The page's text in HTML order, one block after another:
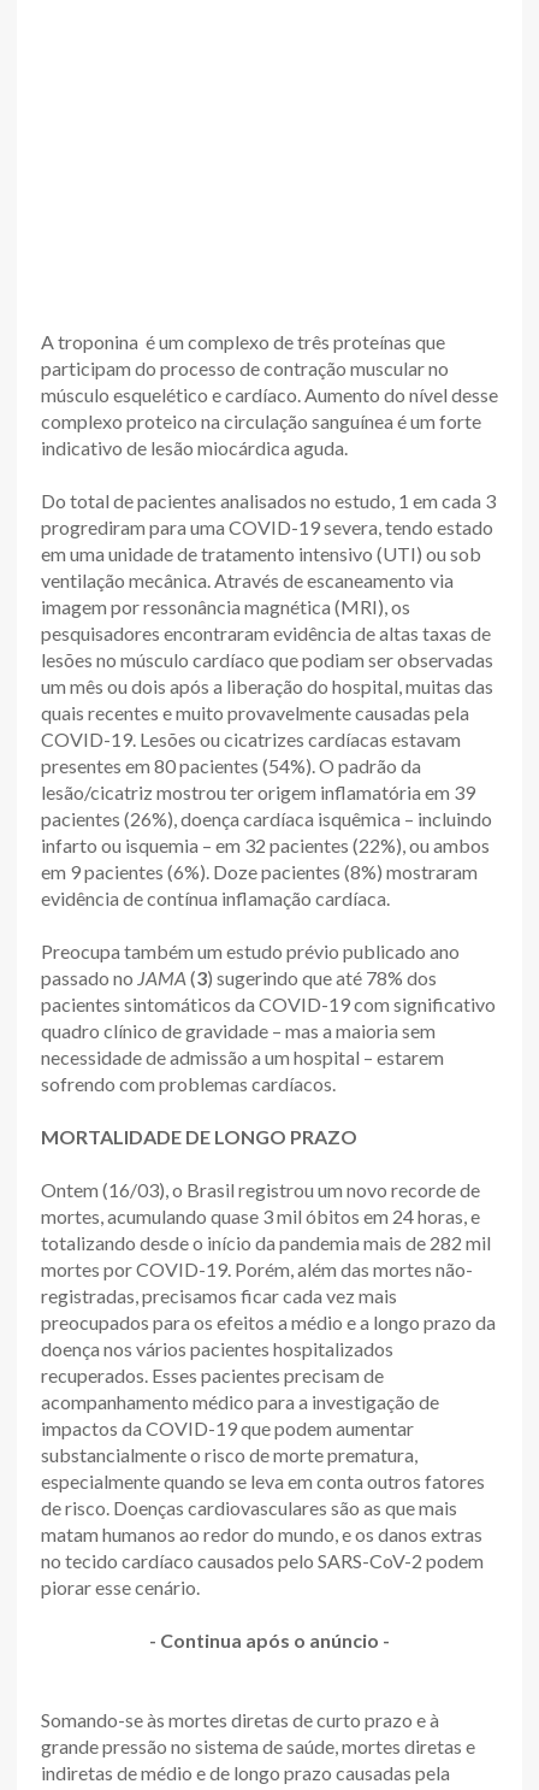
A troponina é um complexo de três proteínas que
participam do processo de contração muscular no
músculo esquelético e cardíaco. Aumento do nível desse
complexo proteico na circulação sanguínea é um forte
indicativo de lesão miocárdica aguda.
Do total de pacientes analisados no estudo, 1 em cada 3
progrediram para uma COVID-19 severa, tendo estado
em uma unidade de tratamento intensivo (UTI) ou sob
ventilação mecânica. Através de escaneamento via
imagem por ressonância magnética (MRI), os
pesquisadores encontraram evidência de altas taxas de
lesões no músculo cardíaco que podiam ser observadas
um mês ou dois após a liberação do hospital, muitas das
quais recentes e muito provavelmente causadas pela
COVID-19. Lesões ou cicatrizes cardíacas estavam
presentes em 80 pacientes (54%). O padrão da
lesão/cicatriz mostrou ter origem inflamatória em 39
pacientes (26%), doença cardíaca isquêmica – incluindo
infarto ou isquemia – em 32 pacientes (22%), ou ambos
em 9 pacientes (6%). Doze pacientes (8%) mostraram
evidência de contínua inflamação cardíaca.
Preocupa também um estudo prévio publicado ano
passado no JAMA (3) sugerindo que até 78% dos
pacientes sintomáticos da COVID-19 com significativo
quadro clínico de gravidade – mas a maioria sem
necessidade de admissão a um hospital – estarem
sofrendo com problemas cardíacos.
MORTALIDADE DE LONGO PRAZO
Ontem (16/03), o Brasil registrou um novo recorde de
mortes, acumulando quase 3 mil óbitos em 24 horas, e
totalizando desde o início da pandemia mais de 282 mil
mortes por COVID-19. Porém, além das mortes não-
registradas, precisamos ficar cada vez mais
preocupados para os efeitos a médio e a longo prazo da
doença nos vários pacientes hospitalizados
recuperados. Esses pacientes precisam de
acompanhamento médico para a investigação de
impactos da COVID-19 que podem aumentar
substancialmente o risco de morte prematura,
especialmente quando se leva em conta outros fatores
de risco. Doenças cardiovasculares são as que mais
matam humanos ao redor do mundo, e os danos extras
no tecido cardíaco causados pelo SARS-CoV-2 podem
piorar esse cenário.
- Continua após o anúncio -
Somando-se às mortes diretas de curto prazo e à
grande pressão no sistema de saúde, mortes diretas e
indiretas de médio e de longo prazo causadas pela